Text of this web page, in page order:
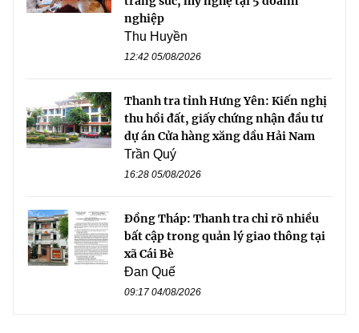
nghiệp
Thu Huyền
12:42 05/08/2026
Thanh tra tỉnh Hưng Yên: Kiến nghị
thu hồi đất, giấy chứng nhận đầu tư
dự án Cửa hàng xăng dầu Hải Nam
Trần Quý
16:28 05/08/2026
Đồng Tháp: Thanh tra chỉ rõ nhiều
bất cập trong quản lý giao thông tại
xã Cái Bè
Đan Quế
09:17 04/08/2026